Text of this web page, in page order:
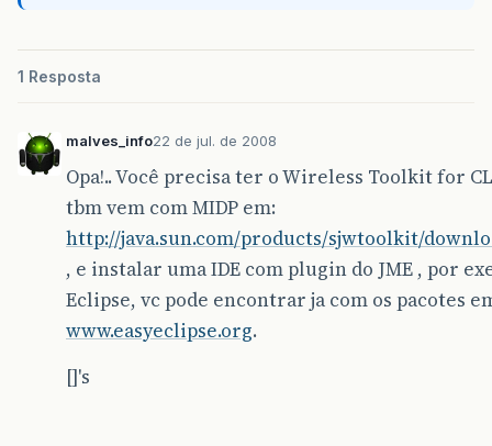
1 Resposta
malves_info22 de jul. de 2008
Opa!.. Você precisa ter o Wireless Toolkit for
tbm vem com MIDP em:
http://java.sun.com/products/sjwtoolkit/
, e instalar uma IDE com plugin do JME , por
Eclipse, vc pode encontrar ja com os pacotes
www.easyeclipse.org.
[]'s